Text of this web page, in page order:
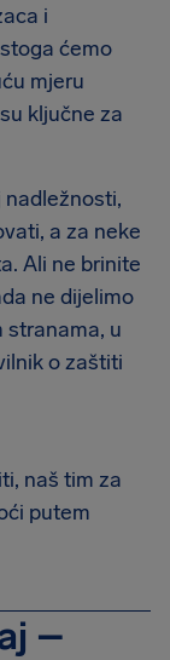
i
ćemo
mjeru
ključne za
a za neke
Ali ne brinite
ne dijelimo
stranama, u
o zaštiti
naš tim za
putem
–